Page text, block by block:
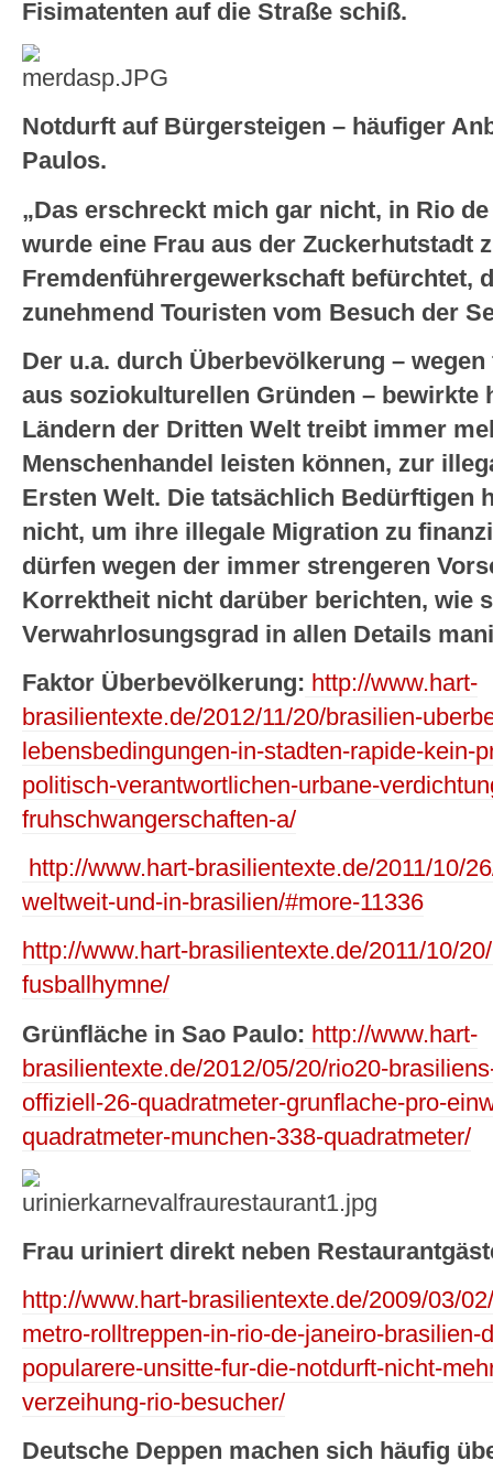
Fisimatenten auf die Straße schiß.
Notdurft auf Bürgersteigen – häufiger
Paulos.
„Das erschreckt mich gar nicht, in Rio
wurde eine Frau aus der Zuckerhutstadt
Fremdenführergewerkschaft befürchtet,
zunehmend Touristen vom Besuch der
Der u.a. durch Überbevölkerung –
aus soziokulturellen Gründen – bewirkte
Ländern der Dritten Welt treibt immer
Menschenhandel leisten können, zur
Ersten Welt. Die tatsächlich Bedürftigen
nicht, um ihre illegale Migration zu
dürfen wegen der immer strengeren
Korrektheit nicht darüber berichten, wie
Verwahrlosungsgrad in allen Details
Faktor Überbevölkerung: http://www.hart-
brasilientexte.de/2012/11/20/brasilien-
lebensbedingungen-in-stadten-rapide-kein-
politisch-verantwortlichen-urbane-
fruhschwangerschaften-a/
http://www.hart-brasilientexte.de/2011/10/
weltweit-und-in-brasilien/#more-11336
http://www.hart-brasilientexte.de/2011/10/
fusballhymne/
Grünfläche in Sao Paulo: http://www.hart-
brasilientexte.de/2012/05/20/rio20-
offiziell-26-quadratmeter-grunflache-pro-
quadratmeter-munchen-338-quadratmeter/
Frau uriniert direkt neben
http://www.hart-brasilientexte.de/2009/03/
metro-rolltreppen-in-rio-de-janeiro-brasilien-
popularere-unsitte-fur-die-notdurft-nicht-
verzeihung-rio-besucher/
Deutsche Deppen machen sich häufig